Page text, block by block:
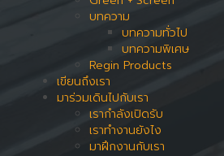
บทความ
บทความทั่วไป
บทความพิเศษ
Regin Products
เขียนถึงเรา
มาร่วมเดินไปกับเรา
เรากำลังเปิดรับ
เราทำงานยังไง
มาฝึกงานกับเรา